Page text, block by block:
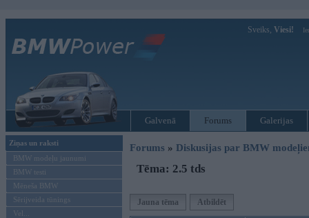
Sveiks, Viesi!
Galvenā Forums Galerijas
Ziņas un raksti
BMW modeļu jaunumi
BMW testi
Mēneša BMW
Sērijveida tūnings
Vel...
Forums » Diskusijas par BMW
Tēma: 2.5 tds
Jauna tēma Atbildēt